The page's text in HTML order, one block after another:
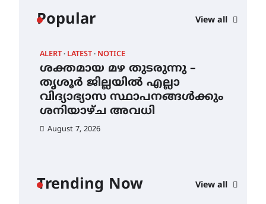
Popular View all
ALERT LATEST NOTICE
ശക്തമായ മഴ തുടരുന്നു –
തൃശൂർ ജില്ലയിൽ എല്ലാ
വിദ്യാഭ്യാസ സ്ഥാപനങ്ങൾക്കും
ശനിയാഴ്ച അവധി
August 7, 2026
Trending Now View all
എക്സ്പോയുമായി എസ്
August 6, 2026
സർഗ്ഗസാഹിതി-
കവിതാസംഗമം 2026 കവിതാ
ചർച്ച കാട്ടൂർ, ടി. കെ. ബാലൻ
ഹാളിൽ 16ന്
August 6, 2026
ശനിയാഴ്ച അവധി